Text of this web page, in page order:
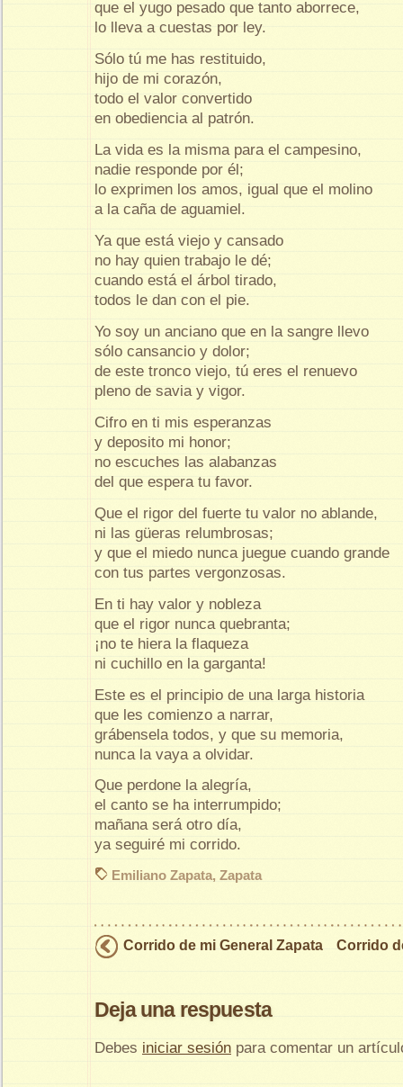
que el yugo pesado que tanto aborrece,
lo lleva a cuestas por ley.
Sólo tú me has restituido,
hijo de mi corazón,
todo el valor convertido
en obediencia al patrón.
La vida es la misma para el campesino,
nadie responde por él;
lo exprimen los amos, igual que el molino
a la caña de aguamiel.
Ya que está viejo y cansado
no hay quien trabajo le dé;
cuando está el árbol tirado,
todos le dan con el pie.
Yo soy un anciano que en la sangre llevo
sólo cansancio y dolor;
de este tronco viejo, tú eres el renuevo
pleno de savia y vigor.
Cifro en ti mis esperanzas
y deposito mi honor;
no escuches las alabanzas
del que espera tu favor.
Que el rigor del fuerte tu valor no ablande,
ni las güeras relumbrosas;
y que el miedo nunca juegue cuando grande
con tus partes vergonzosas.
En ti hay valor y nobleza
que el rigor nunca quebranta;
¡no te hiera la flaqueza
ni cuchillo en la garganta!
Este es el principio de una larga historia
que les comienzo a narrar,
grábensela todos, y que su memoria,
nunca la vaya a olvidar.
Que perdone la alegría,
el canto se ha interrumpido;
mañana será otro día,
ya seguiré mi corrido.
Emiliano Zapata, Zapata
Corrido de mi General Zapata Corrido
Deja una respuesta
Debes iniciar sesión para comentar un